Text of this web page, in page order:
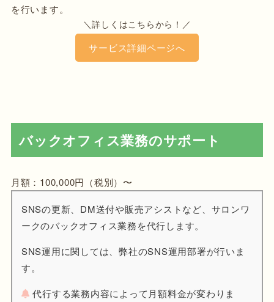
を行います。
＼詳しくはこちらから！／
サービス詳細ページへ
バックオフィス業務のサポート
月額：100,000円（税別）〜
SNSの更新、DM送付や販売アシストなど、サロンワ
ークのバックオフィス業務を代行します。
SNS運用に関しては、弊社のSNS運用部署が行いま
す。
代行する業務内容によって月額料金が変わりま